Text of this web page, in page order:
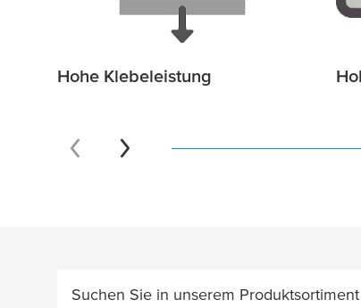
Hohe Klebeleistung
Suchen Sie in unserem Produktsortiment